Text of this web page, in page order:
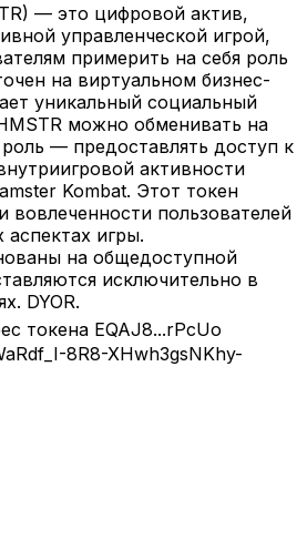
— это цифровой актив,
управленческой игрой,
примерить на себя роль
на виртуальном бизнес-
уникальный социальный
можно обменивать на
— предоставлять доступ к
активности
Kombat. Этот токен
вовлеченности пользователей
аспектах игры.
на общедоступной
исключительно в
DYOR.
токена EQAJ8...rPcUo
8R8-XHwh3gsNKhy-